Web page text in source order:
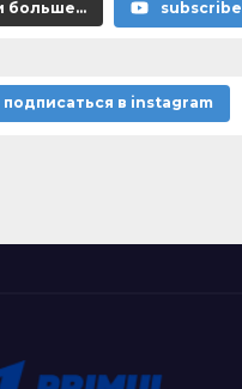
больше... subscribe
подписаться в instagram